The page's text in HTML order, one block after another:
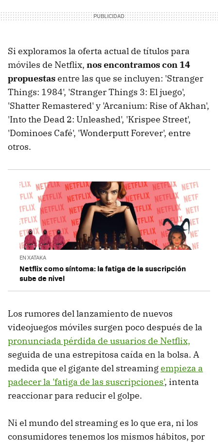
Si exploramos la oferta actual de títulos para
móviles de Netflix, nos encontramos con 14
propuestasentre las que se incluyen: 'Stranger
Things: 1984', 'Stranger Things 3: El juego',
'Shatter Remastered' y 'Arcanium: Rise of Akhan',
'Into the Dead 2: Unleashed', 'Krispee Street',
'Dominoes Café', 'Wonderputt Forever', entre
otros.
EN XATAKA
Netflix como síntoma: la fatiga de la suscripción
sube de nivel
Los rumores del lanzamiento de nuevos
videojuegos móviles surgen poco después de la
pronunciada pérdida de usuarios de Netflix,
seguida de una estrepitosa caída en la bolsa. A
medida que el gigante del streamingempieza a
padecer la 'fatiga de las suscripciones', intenta
reaccionar para reducir el golpe.
Ni el mundo del streaming es lo que era, ni los
consumidores tenemos los mismos hábitos, por